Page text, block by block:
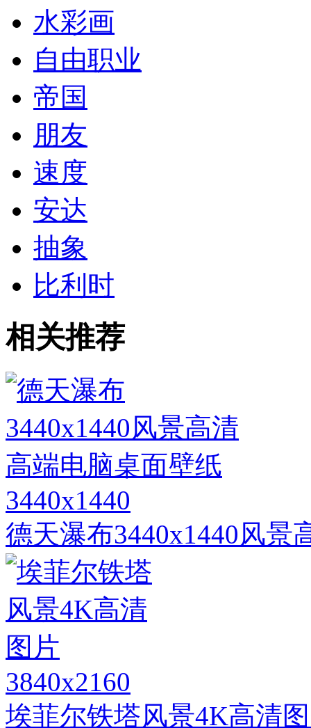
水彩画
自由职业
帝国
朋友
速度
安达
抽象
比利时
相关推荐
3440x1440
德天瀑布3440x1440风景
3840x2160
埃菲尔铁塔风景4K高清